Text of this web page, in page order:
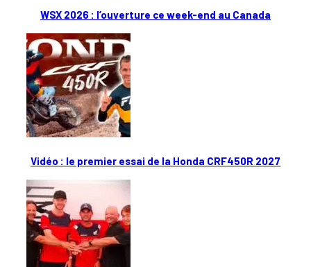
WSX 2026 : l’ouverture ce week-end au Canada
Vidéo : le premier essai de la Honda CRF450R 2027